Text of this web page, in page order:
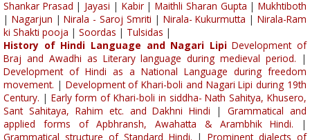
Shankar Prasad | Jayasi | Kabir|Maithli Sharan Gupta |Mukhtiboth
| Nagarjun |Nirala - Saroj Smriti | Nirala- Kukurmutta |Nirala-Ram
ki Shakti pooja | Soordas | Tulsidas |
History of Hindi Language and Nagari Lipi Development of
Braj and Awadhi as Literary language during medieval period. |
Development of Hindi as a National Language during freedom
movement. | Development of Khari-boli and Nagari Lipi during 19th
Century. | Early form of Khari-boli in siddha- Nath Sahitya, Khusero,
Sant Sahitaya, Rahim etc. and Dakhni Hindi |Grammatical and
applied forms of Apbhransh, Awahatta & Arambhik Hindi. |
Grammatical structure of Standard Hindi. |Prominent dialects of